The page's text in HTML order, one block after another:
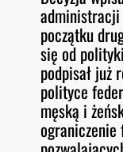
administracji
początku
się od
podpisał już
polityce
męską i